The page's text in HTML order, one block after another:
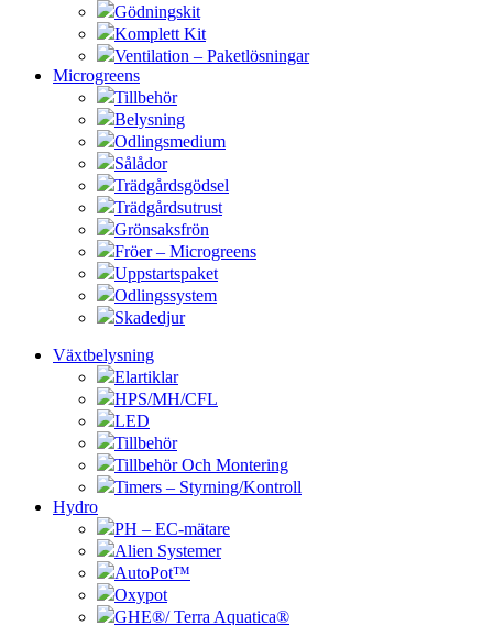
Gödningskit
Komplett Kit
Ventilation – Paketlösningar
Microgreens
Tillbehör
Belysning
Odlingsmedium
Sålådor
Trädgårdsgödsel
Trädgårdsutrust
Grönsaksfrön
Fröer – Microgreens
Uppstartspaket
Odlingssystem
Skadedjur
Växtbelysning
Elartiklar
HPS/MH/CFL
LED
Tillbehör
Tillbehör Och Montering
Timers – Styrning/Kontroll
Hydro
PH – EC-mätare
Alien Systemer
AutoPot™
Oxypot
GHE®/ Terra Aquatica®